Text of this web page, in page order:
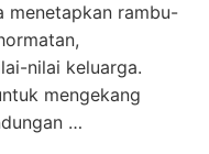
menetapkan rambu-
nilai keluarga.
mengekang
…